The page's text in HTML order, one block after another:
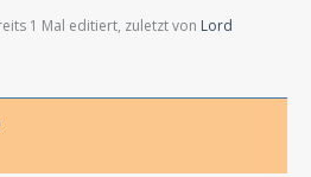
1 Mal editiert, zuletzt von Lord